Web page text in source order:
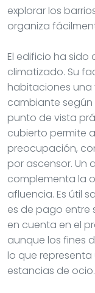
explorar los
organiza
El edificio ha
climatizado. Su
habitaciones una
cambiante según
punto de vista
cubierto permite
preocupación,
por ascensor. Un
complementa la
afluencia. Es útil
es de pago entre
en cuenta en el
aunque los fines
lo que
estancias de ocio.